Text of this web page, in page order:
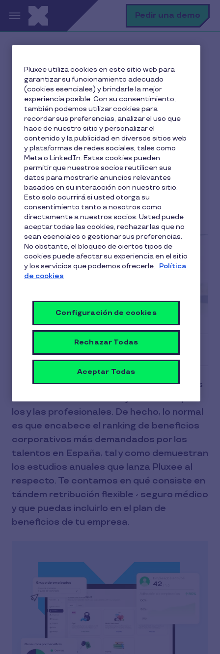
Pasar al contenido principal Pedir una demo
Beneficios para empleados
Cómo funciona la retribución flexible con seguro
médico
Cómo funciona la
retribución flexible con
seguro médico
Selene Mora
7 min de lectura
19 Marzo 2026
El seguro médico es uno de los conceptos
de retribución flexible mejor valorado por
los y las profesionales. De hecho, lo normal
es que encabece el ranking de beneficios
corporativos más demandados por los
talentos en España, tal y como demuestran
los estudios anuales que lanza Pluxee al
respecto. Te contamos en qué consiste en
tándem retribución flexible - seguro médico
y que puedas incluirlo en el plan de
beneficios de tu empresa.
Pluxee utiliza cookies en este sitio web para
garantizar su funcionamiento adecuado
(cookies esenciales) y brindarle la mejor
experiencia posible. Con su consentimiento,
también podemos utilizar cookies para
recordar sus preferencias, analizar el uso que
hace de nuestro sitio y personalizar el
contenido y la publicidad en diversos sitios web
y plataformas de redes sociales, tales como
Meta o LinkedIn. Estas cookies pueden
permitir que nuestros socios reutilicen sus
datos para mostrarle anuncios relevantes
basados en su interacción con nuestro sitio.
Esto solo ocurrirá si usted otorga su
consentimiento tanto a nosotros como
directamente a nuestros socios. Usted puede
aceptar todas las cookies, rechazar las que no
sean esenciales o gestionar sus preferencias.
No obstante, el bloqueo de ciertos tipos de
cookies puede afectar su experiencia en el sitio
y los servicios que podemos ofrecerle. Política
de cookies
Configuración de cookies
Rechazar Todas
Aceptar Todas